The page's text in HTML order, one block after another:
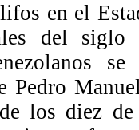
en el
del
Pedro
los diez